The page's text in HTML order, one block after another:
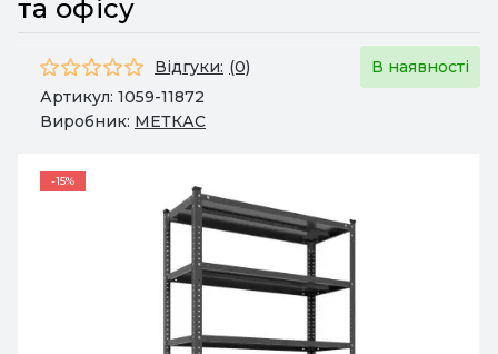
та офісу
Відгуки: (0)
В наявності
Артикул: 1059-11872
Виробник: МЕТКАС
-15%